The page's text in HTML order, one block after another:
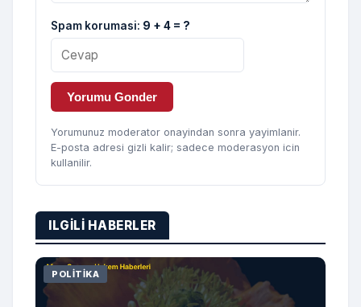
Spam korumasi: 9 + 4 = ?
Yorumu Gonder
Yorumunuz moderator onayindan sonra yayimlanir.
E-posta adresi gizli kalir; sadece moderasyon icin
kullanilir.
ILGILI HABERLER
POLITIKA